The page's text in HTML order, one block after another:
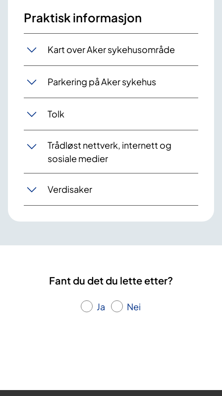
Praktisk informasjon
Kart over Aker sykehusområde
Parkering på Aker sykehus
Tolk
Trådløst nettverk, internett og
sosiale medier
Verdisaker
Fant du det du lette etter?
Ja Nei